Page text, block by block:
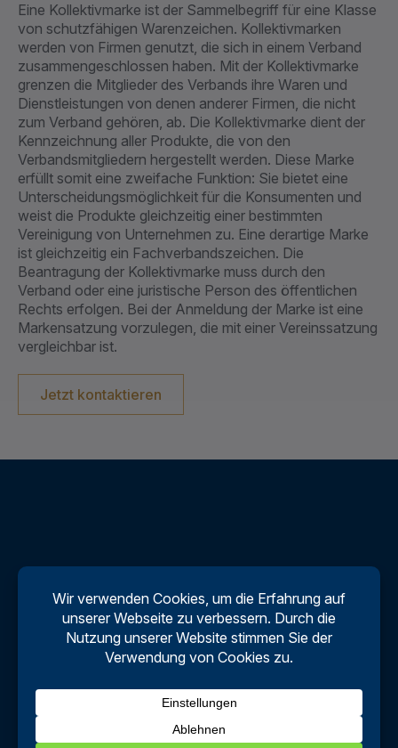
Eine Kollektivmarke ist der Sammelbegriff für eine Klasse
von schutzfähigen Warenzeichen. Kollektivmarken
werden von Firmen genutzt, die sich in einem Verband
zusammengeschlossen haben. Mit der Kollektivmarke
grenzen die Mitglieder des Verbands ihre Waren und
Dienstleistungen von denen anderer Firmen, die nicht
zum Verband gehören, ab. Die Kollektivmarke dient der
Kennzeichnung aller Produkte, die von den
Verbandsmitgliedern hergestellt werden. Diese Marke
erfüllt somit eine zweifache Funktion: Sie bietet eine
Unterscheidungsmöglichkeit für die Konsumenten und
weist die Produkte gleichzeitig einer bestimmten
Vereinigung von Unternehmen zu. Eine derartige Marke
ist gleichzeitig ein Fachverbandszeichen. Die
Beantragung der Kollektivmarke muss durch den
Verband oder eine juristische Person des öffentlichen
Rechts erfolgen. Bei der Anmeldung der Marke ist eine
Markensatzung vorzulegen, die mit einer Vereinssatzung
vergleichbar ist.
Jetzt kontaktieren
Wir schützen Ihre
Innovationen.
Seit über 90 Jahren!